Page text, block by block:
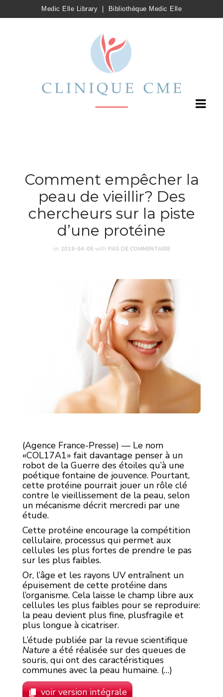
Medic Elle Library Bibliothèque Medic Elle
Comment empêcher la
peau de vieillir? Des
chercheurs sur la piste
d’une protéine
on 2019-04-05 with PAS DE COMMENTAIRE
(Agence France-Presse) — Le nom
«COL17A1» fait davantage penser à un
robot de la Guerre des étoiles qu’à une
poétique fontaine de jouvence. Pourtant,
cette protéine pourrait jouer un rôle clé
contre le vieillissement de la peau, selon
un mécanisme décrit mercredi par une
étude.
Cette protéine encourage la compétition
cellulaire, processus qui permet aux
cellules les plus fortes de prendre le pas
sur les plus faibles.
Or, l’âge et les rayons UV entraînent un
épuisement de cette protéine dans
l’organisme. Cela laisse le champ libre aux
cellules les plus faibles pour se reproduire:
la peau devient plus fine, plusfragile et
plus longue à cicatriser.
L’étude publiée par la revue scientifique
Nature a été réalisée sur des queues de
souris, qui ont des caractéristiques
communes avec la peau humaine. (…)
voir version intégrale